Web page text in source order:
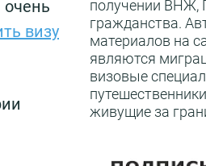
визу
получении
гражданства.
материалов на
являются
визовые
живущие за